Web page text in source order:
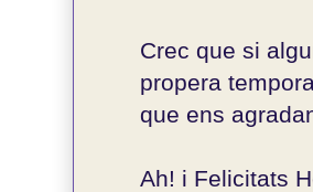
Crec que si
propera
que ens
Ah! i Felicitats